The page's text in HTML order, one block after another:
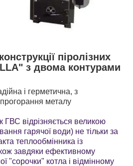
піролізних
з двома контурами
і герметична, з
металу
ГВС відрізняється великою
гарячої води) не тільки за
теплообмінника із
завдяки ефективному
"сорочки" котла і відмінному